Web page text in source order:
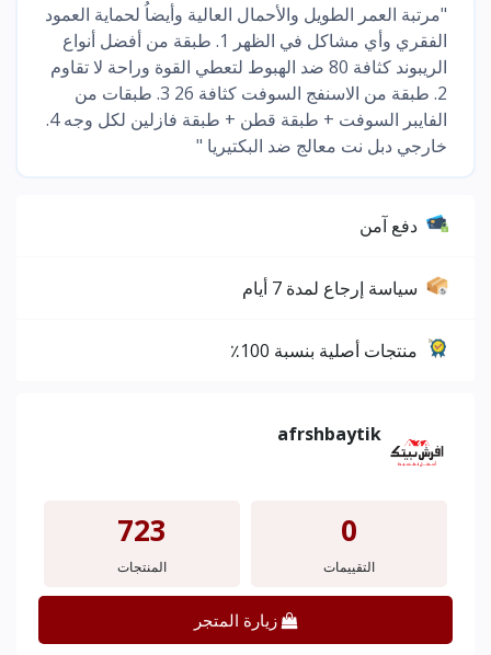
"مرتبة العمر الطويل والأحمال العالية وأيضاُ لحماية العمود
الفقري وأي مشاكل في الظهر 1. طبقة من أفضل أنواع
الريبوند كثافة 80 ضد الهبوط لتعطي القوة وراحة لا تقاوم
2. طبقة من الاسنفج السوفت كثافة 26 3. طبقات من
الفايبر السوفت + طبقة قطن + طبقة فازلين لكل وجه 4.
خارجي دبل نت معالج ضد البكتيريا "
دفع آمن
سياسة إرجاع لمدة 7 أيام
منتجات أصلية بنسبة 100٪
afrshbaytik
0
التقييمات
723
المنتجات
زيارة المتجر